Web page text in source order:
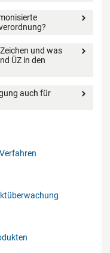
und was
ÜZ in den
auch für